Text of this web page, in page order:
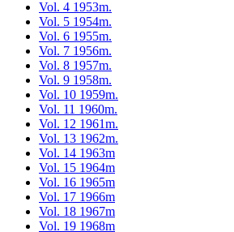
Vol. 4 1953m.
Vol. 5 1954m.
Vol. 6 1955m.
Vol. 7 1956m.
Vol. 8 1957m.
Vol. 9 1958m.
Vol. 10 1959m.
Vol. 11 1960m.
Vol. 12 1961m.
Vol. 13 1962m.
Vol. 14 1963m
Vol. 15 1964m
Vol. 16 1965m
Vol. 17 1966m
Vol. 18 1967m
Vol. 19 1968m